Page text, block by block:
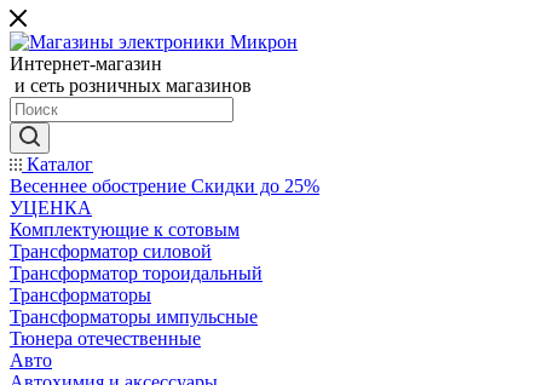
Интернет-магазин
и сеть розничных магазинов
Каталог
Весеннее обострение Скидки до 25%
УЦЕНКА
Комплектующие к сотовым
Трансформатор силовой
Трансформатор тороидальный
Трансформаторы
Трансформаторы импульсные
Тюнера отечественные
Авто